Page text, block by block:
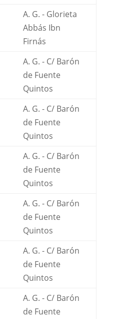
A. G. - Glorieta
Abbás Ibn
Firnás
A. G. - C/ Barón
de Fuente
Quintos
A. G. - C/ Barón
de Fuente
Quintos
A. G. - C/ Barón
de Fuente
Quintos
A. G. - C/ Barón
de Fuente
Quintos
A. G. - C/ Barón
de Fuente
Quintos
A. G. - C/ Barón
de Fuente